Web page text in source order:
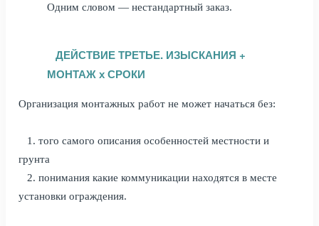
Одним словом — нестандартный заказ.
ДЕЙСТВИЕ ТРЕТЬЕ. ИЗЫСКАНИЯ +
МОНТАЖ х СРОКИ
Организация монтажных работ не может начаться без:
1. того самого описания особенностей местности и
грунта
2. понимания какие коммуникации находятся в месте
установки ограждения.